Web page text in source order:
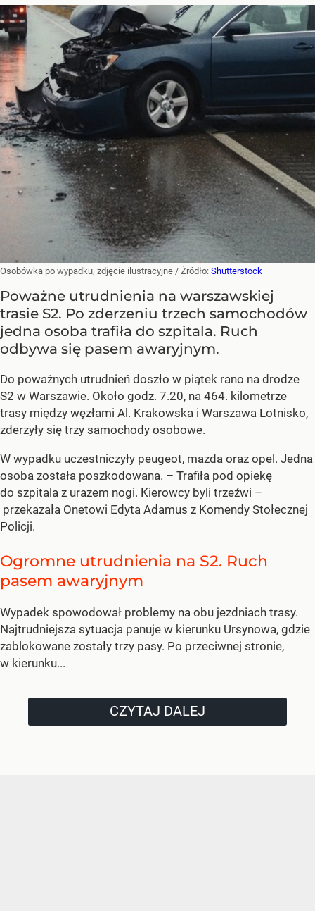
Osobówka po wypadku, zdjęcie ilustracyjne / Źródło: Shutterstock
Poważne utrudnienia na warszawskiej
trasie S2. Po zderzeniu trzech samochodów
jedna osoba trafiła do szpitala. Ruch
odbywa się pasem awaryjnym.
Do poważnych utrudnień doszło w piątek rano na drodze
S2 w Warszawie. Około godz. 7.20, na 464. kilometrze
trasy między węzłami Al. Krakowska i Warszawa Lotnisko,
zderzyły się trzy samochody osobowe.
W wypadku uczestniczyły peugeot, mazda oraz opel. Jedna
osoba została poszkodowana. – Trafiła pod opiekę
do szpitala z urazem nogi. Kierowcy byli trzeźwi –
przekazała Onetowi Edyta Adamus z Komendy Stołecznej
Policji.
Ogromne utrudnienia na S2. Ruch
pasem awaryjnym
Wypadek spowodował problemy na obu jezdniach trasy.
Najtrudniejsza sytuacja panuje w kierunku Ursynowa, gdzie
zablokowane zostały trzy pasy. Po przeciwnej stronie,
w kierunku...
CZYTAJ DALEJ